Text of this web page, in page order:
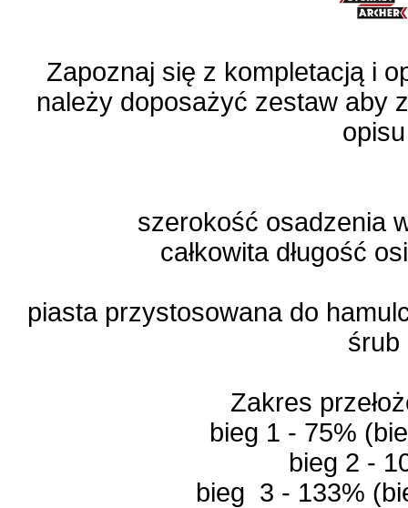
Zapoznaj się z kompletacją i
należy doposażyć zestaw aby
opisu
szerokość osadzenia
całkowita długość
piasta przystosowana do
śrub
Zakres
bieg 1 - 75%
bieg 2 -
bieg 3 - 133%